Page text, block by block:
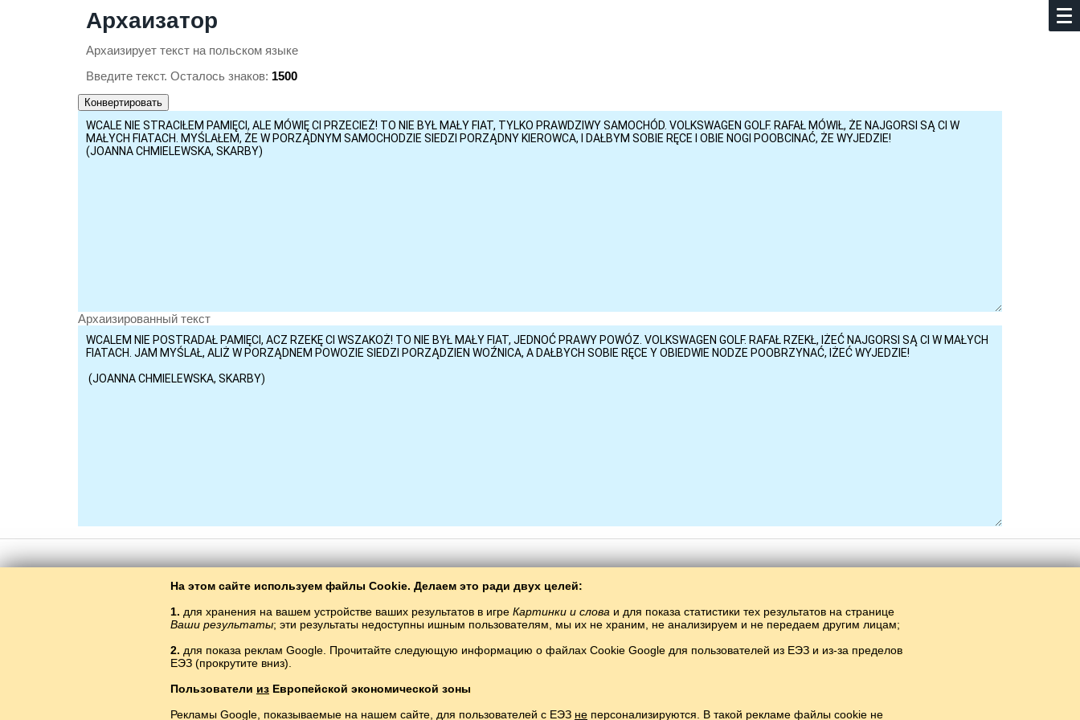
Архаизатор
Архаизирует текст на польском языке
Введите текст. Осталось знаков: 1500
Архаизированный текст
Архаизатор
На этом сайте используем файлы Cookie. Делаем это ради двух целей:
1. для хранения на вашем устройстве ваших результатов в игре Картинки и слова и для показа статистики тех результатов на странице
Ваши результаты; эти результаты недоступны ишным пользователям, мы их не храним, не анализируем и не передаем другим лицам;
2. для показа реклам Google. Прочитайте следующую информацию о файлах Cookie Google для пользователей из ЕЭЗ и из-за пределов
ЕЭЗ (прокрутите вниз).
Пользователи из Европейской экономической зоны
Рекламы Google, показываемые на нашем сайте, для пользователей с ЕЭЗ не персонализируются. В такой рекламе файлы cookie не